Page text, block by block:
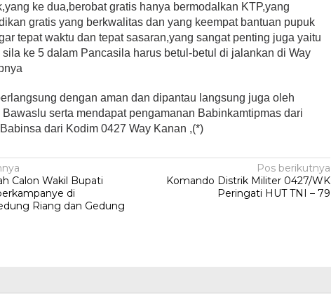
ke dua,berobat gratis hanya bermodalkan KTP,yang
gratis yang berkwalitas dan yang keempat bantuan pupuk
tepat waktu dan tepat sasaran,yang sangat penting juga yaitu
sila ke 5 dalam Pancasila harus betul-betul di jalankan di Way
dengan aman dan dipantau langsung juga oleh
Bawaslu serta mendapat pengamanan Babinkamtipmas dari
dari Kodim 0427 Way Kanan ,(*)
Calon Wakil Bupati
di
Riang dan Gedung
Pos berikutnya
Komando Distrik Militer 0427/WK
Peringati HUT TNI – 79